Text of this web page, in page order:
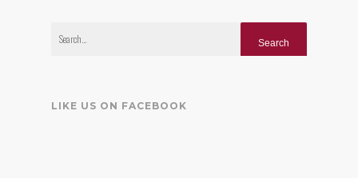
LIKE US ON FACEBOOK